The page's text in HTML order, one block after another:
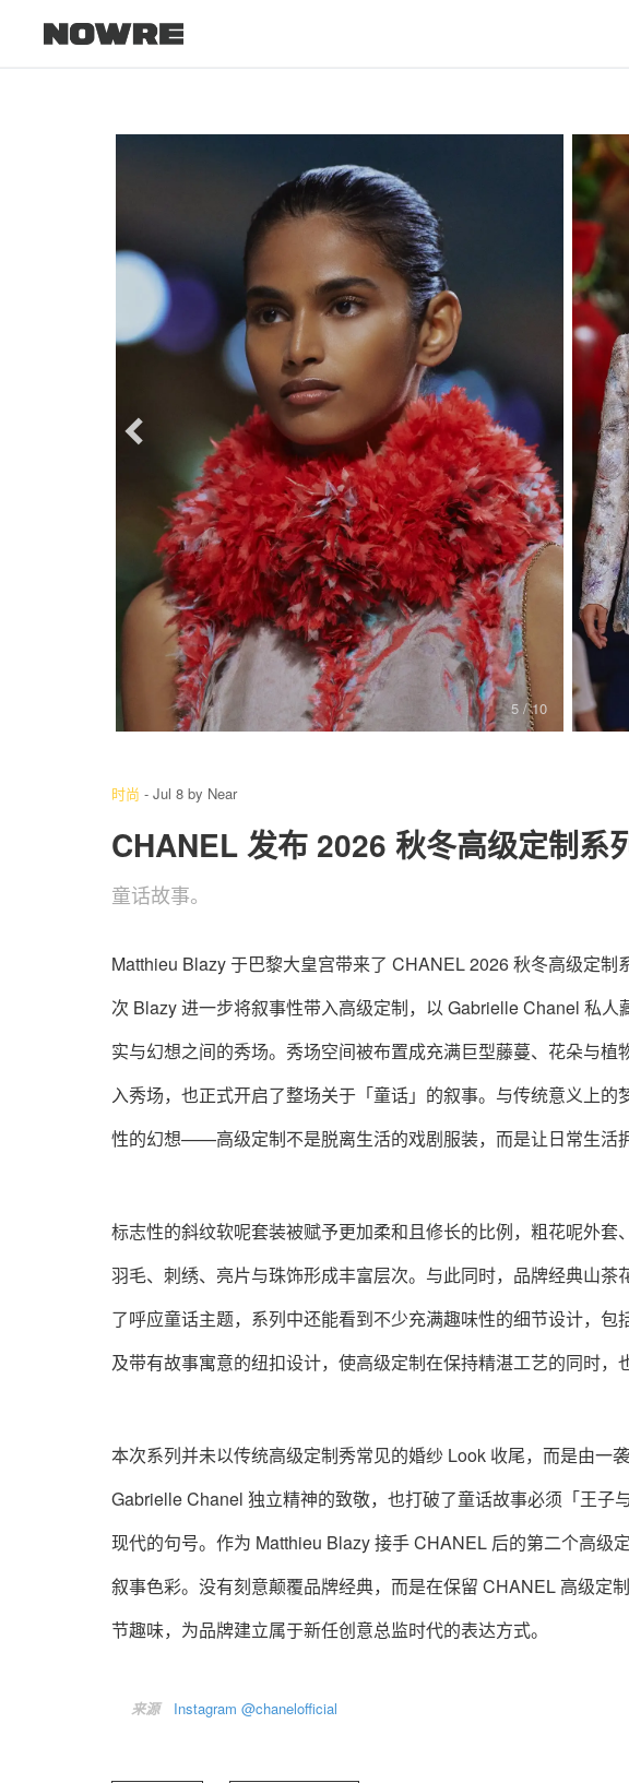
5 / 10
时尚 - Jul 8 by Near
CHANEL 发布 2026 秋冬高级定制系
童话故事。
Matthieu Blazy 于巴黎大皇宫带来了 CHANEL 2026 秋冬高级定
次 Blazy 进一步将叙事性带入高级定制，以 Gabrielle Chanel 私
实与幻想之间的秀场。秀场空间被布置成充满巨型藤蔓、花朵与
入秀场，也正式开启了整场关于「童话」的叙事。与传统意义上
性的幻想——高级定制不是脱离生活的戏剧服装，而是让日常生活
标志性的斜纹软呢套装被赋予更加柔和且修长的比例，粗花呢外
羽毛、刺绣、亮片与珠饰形成丰富层次。与此同时，品牌经典山
了呼应童话主题，系列中还能看到不少充满趣味性的细节设计，
及带有故事寓意的纽扣设计，使高级定制在保持精湛工艺的同时，
本次系列并未以传统高级定制秀常见的婚纱 Look 收尾，而是由一
Gabrielle Chanel 独立精神的致敬，也打破了童话故事必须「王子
现代的句号。作为 Matthieu Blazy 接手 CHANEL 后的第二个高级
叙事色彩。没有刻意颠覆品牌经典，而是在保留 CHANEL 高级定
节趣味，为品牌建立属于新任创意总监时代的表达方式。
来源 Instagram @chanelofficial